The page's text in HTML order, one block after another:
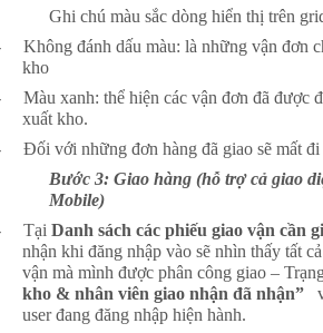
Ghi chú màu sắc dòng hiển thị trên
Không đánh dấu màu: là những vận đơn
kho
Màu xanh: thể hiện các vận đơn đã được
xuất kho.
Đối với những đơn hàng đã giao sẽ mất
Bước 3: Giao hàng (hỗ trợ cả giao
Mobile)
Tại Danh sách các phiếu giao vận cần
nhận khi đăng nhập vào sẽ nhìn thấy tất
vận mà mình được phân công giao –
kho & nhân viên giao nhận đã nhận”
user đang đăng nhập hiện hành.